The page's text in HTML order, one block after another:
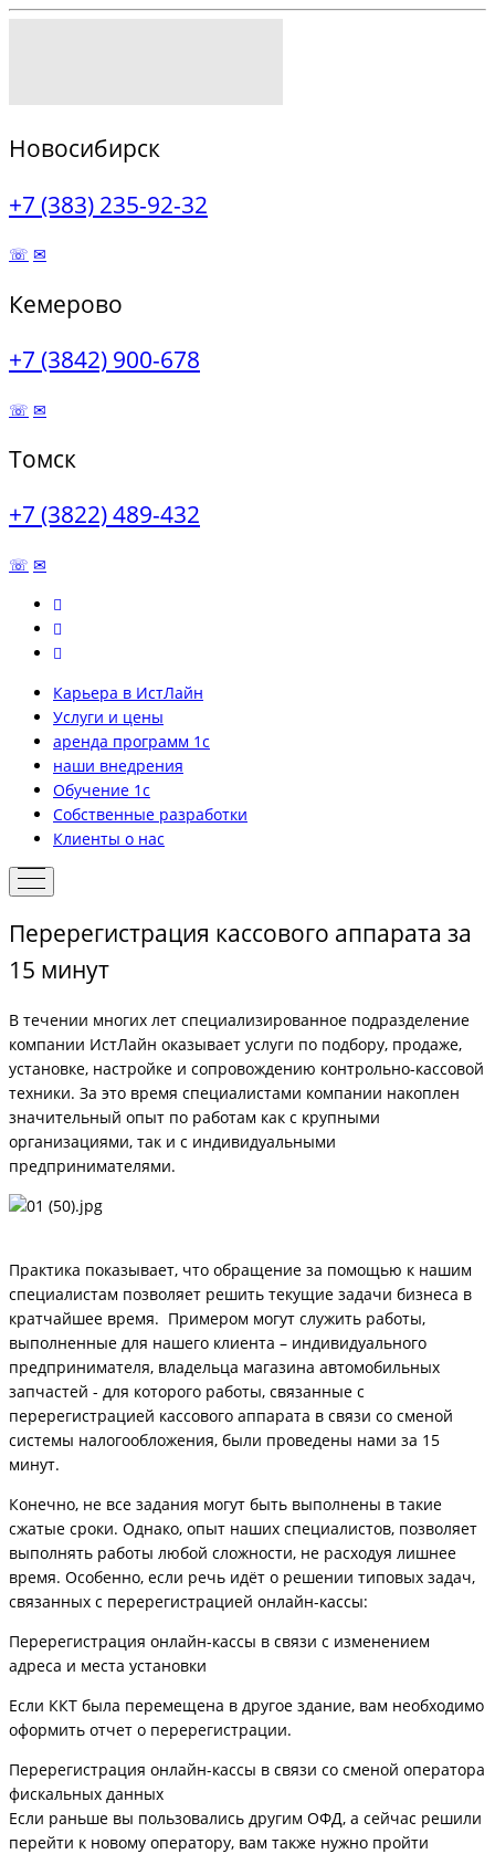
Новосибирск
+7 (383) 235-92-32
☏ ✉
Кемерово
+7 (3842) 900-678
☏ ✉
Томск
+7 (3822) 489-432
☏ ✉
Карьера в ИстЛайн
Услуги и цены
аренда программ 1с
наши внедрения
Обучение 1с
Собственные разработки
Клиенты о нас
Перерегистрация кассового аппарата за
15 минут
В течении многих лет специализированное подразделение
компании ИстЛайн оказывает услуги по подбору, продаже,
установке, настройке и сопровождению контрольно-кассовой
техники. За это время специалистами компании накоплен
значительный опыт по работам как с крупными
организациями, так и с индивидуальными
предпринимателями.
Практика показывает, что обращение за помощью к нашим
специалистам позволяет решить текущие задачи бизнеса в
кратчайшее время. Примером могут служить работы,
выполненные для нашего клиента – индивидуального
предпринимателя, владельца магазина автомобильных
запчастей - для которого работы, связанные с
перерегистрацией кассового аппарата в связи со сменой
системы налогообложения, были проведены нами за 15
минут.
Конечно, не все задания могут быть выполнены в такие
сжатые сроки. Однако, опыт наших специалистов, позволяет
выполнять работы любой сложности, не расходуя лишнее
время. Особенно, если речь идёт о решении типовых задач,
связанных с перерегистрацией онлайн-кассы:
Перерегистрация онлайн-кассы в связи с изменением
адреса и места установки
Если ККТ была перемещена в другое здание, вам необходимо
оформить отчет о перерегистрации.
Перерегистрация онлайн-кассы в связи со сменой оператора
фискальных данных
Если раньше вы пользовались другим ОФД, а сейчас решили
перейти к новому оператору, вам также нужно пройти